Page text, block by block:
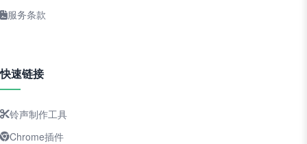
服务条款
快速链接
铃声制作工具
Chrome插件